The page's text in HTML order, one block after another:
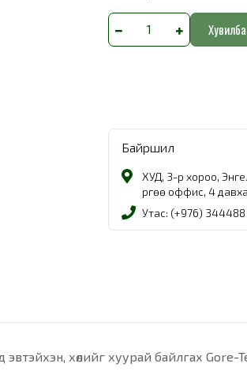
Байршил
ХУД, 3-р хороо,
Өргөө оффис, 4
Утас: (+976) 344488
эвтэйхэн, хөлийг хуурай байлгах